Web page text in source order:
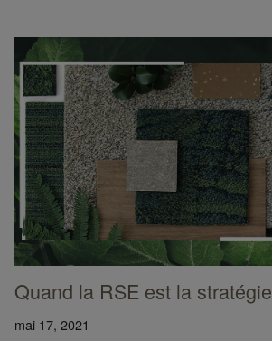
Quand la RSE est la stratégie
mai 17, 2021